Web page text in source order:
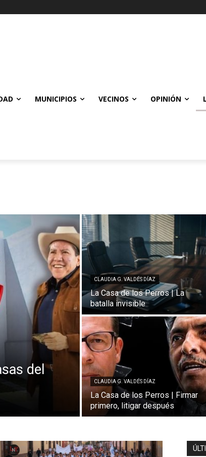
MUNICIPIOS VECINOS OPINIÓN
del
CLAUDIA G. VALDÉS DÍAZ
La Casa de los Perros | La
batalla invisible
CLAUDIA G. VALDÉS DÍAZ
La Casa de los Perros | Firmar
primero, litigar después